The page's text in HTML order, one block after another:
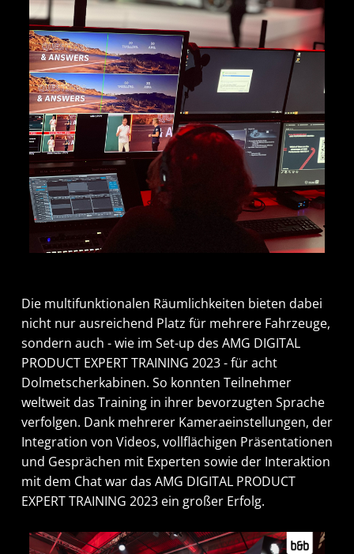
Die multifunktionalen Räumlichkeiten bieten dabei
nicht nur ausreichend Platz für mehrere Fahrzeuge,
sondern auch -wie im Set-up des AMG DIGITAL
PRODUCT EXPERT TRAINING 2023-füracht
Dolmetscherkabinen. So konnten Teilnehmer
weltweit das Training in ihrer bevorzugten Sprache
verfolgen. Dank mehrerer Kameraeinstellungen, der
Integration von Videos, vollflächigen Präsentationen
und Gesprächen mit Experten sowie der Interaktion
mit dem Chat war das AMG DIGITAL PRODUCT
EXPERT TRAINING 2023 ein großer Erfolg.